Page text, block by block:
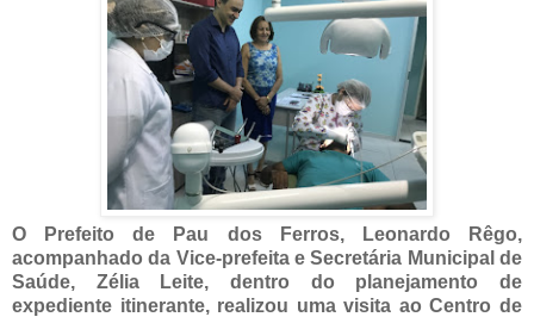
O Prefeito de Pau dos Ferros, Leonardo Rêgo,
acompanhado da Vice-prefeita e Secretária Municipal de
Saúde, Zélia Leite, dentro do planejamento de
expediente itinerante, realizou uma visita ao Centro de